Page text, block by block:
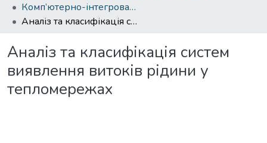
Комп’ютерно-інтегровані технології автоматизації технологічних процесів на транспорті та у виробництві. Секція: Інформаційні системи та технології на виробництві та в освіті
Аналіз та класифікація систем виявлення витоків рідини у тепломережах
Аналіз та класифікація систем
виявлення витоків рідини у
тепломережах